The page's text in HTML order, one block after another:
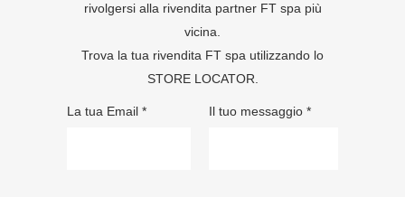
rivolgersi alla rivendita partner FT spa più
vicina.
Trova la tua rivendita FT spa utilizzando lo
STORE LOCATOR
La tua Email * Il tuo messaggio *